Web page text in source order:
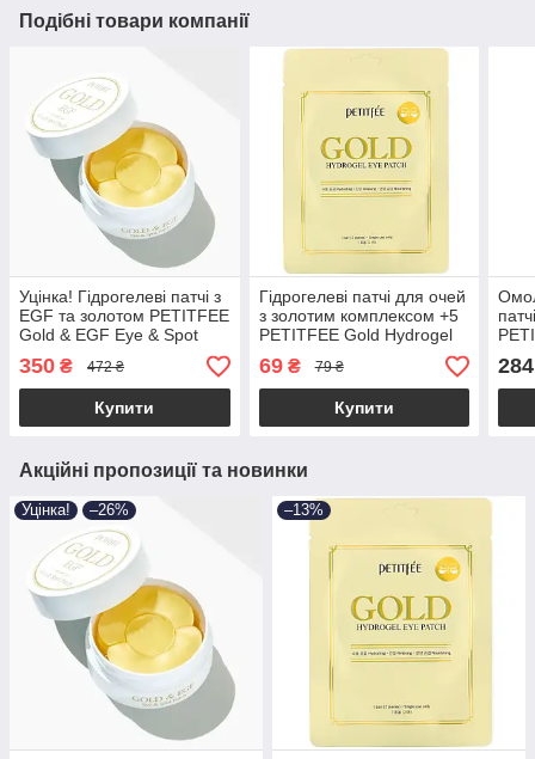
Подібні товари компанії
Уцінка! Гідрогелеві патчі з
EGF та золотом PETITFEE
Gold & EGF Eye & Spot
Patch 60шт + 30 точк.
патчів (до 11.09.2026)
350 ₴ 472 ₴
Купити
Гідрогелеві патчі для очей
з золотим комплексом +5
PETITFEE Gold Hydrogel
Eye Patch (1 пара)
69₴ 79 ₴
Купити
Eye
до:
284
Акційні пропозиції та новинки
Уцінка! –26% –13%